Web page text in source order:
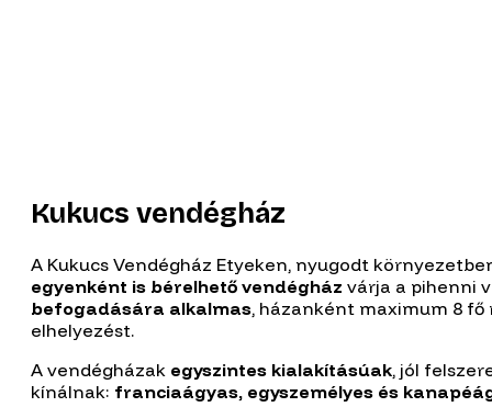
Kukucs vendégház
A Kukucs Vendégház Etyeken, nyugodt
egyenként is bérelhető vendégház várja a pihenni
befogadására alkalmas, házanként maximum 8
elhelyezést.
A vendégházak egyszintes kialakításúak, jól
kínálnak: franciaágyas, egyszemélyes és